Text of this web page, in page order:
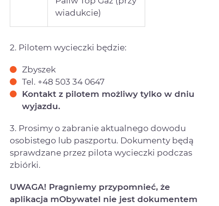
wiadukcie)
2. Pilotem wycieczki będzie:
Zbyszek
Tel. +48 503 34 0647
Kontakt z pilotem możliwy tylko w dniu
wyjazdu.
3. Prosimy o zabranie aktualnego dowodu
osobistego lub paszportu. Dokumenty będą
sprawdzane przez pilota wycieczki podczas
zbiórki.
UWAGA! Pragniemy przypomnieć, że
aplikacja mObywatel nie jest dokumentem